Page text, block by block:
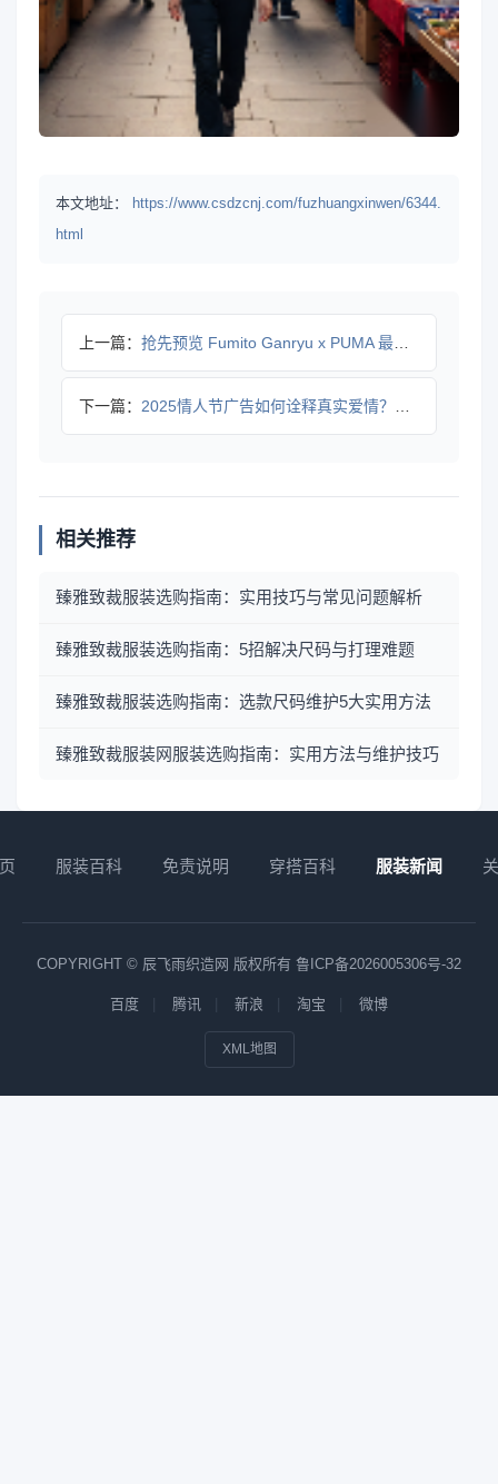
本文地址：
https://www.csdzcnj.com/fuzhuangxinwen/6344.
html
上一篇： 抢先预览 Fumito Ganryu x PUMA 最新合作
下一篇： 2025情人节广告如何诠释真实爱情？GUCCI携手Tina
相关推荐
臻雅致裁服装选购指南：实用技巧与常见问题解析
臻雅致裁服装选购指南：5招解决尺码与打理难题
臻雅致裁服装选购指南：选款尺码维护5大实用方法
臻雅致裁服装网服装选购指南：实用方法与维护技巧
服装百科 免责说明 穿搭百科 服装新闻
COPYRIGHT © 辰飞雨织造网 版权所有 鲁ICP备2026005306号-32
百度 腾讯 新浪 淘宝 微博
XML地图